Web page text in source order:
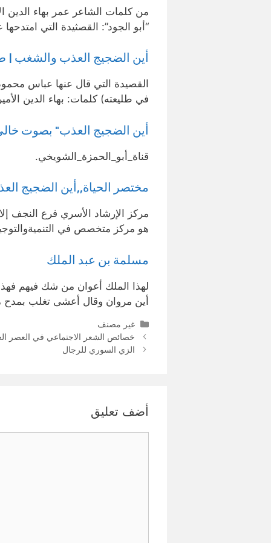
من كلمات الشاعر عمر بهاء الدين
“أبو الجود”: القصثيدة التي
أين الضجيج العذب والشغب |
القصيدة التي قال عنها عباس
في طليعته) كلمات: بهاء الدين
أين الضجيج العذب" بصوت
قناة_أبو_الحمزة_الشويخي.
مختصر الحياة,,أين الضجيج
مركز الإرشاد الأسري فرع النجف
هو مركز متخصص في
مسلمة بن عبد الملك
لهذا الملك أعوان من شك فيهم
أين مروان وقال أعشى تغلب بمدح
التصنيفات
غير مصنف
خصائص الشعر الاجتماعي في العصر
الزي السوري للرجال
أضف تعليق